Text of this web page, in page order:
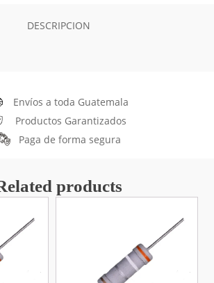
DESCRIPCION
Envíos a toda Guatemala
Productos Garantizados
Paga de forma segura
products